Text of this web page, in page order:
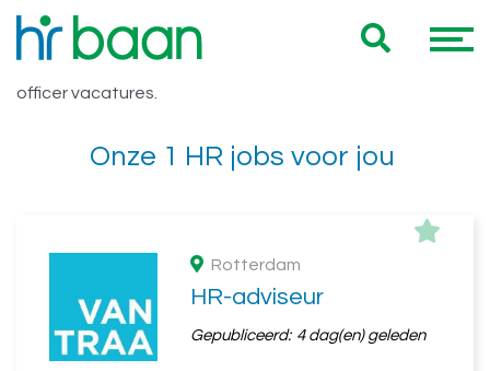
Vacatures > 5 jaar HR officer
Hieronder vind je een overzicht van al onze > 5 jaar HR
officer vacatures.
Onze 1 HR jobs voor jou
Rotterdam
HR-adviseur
Gepubliceerd: 4 dag(en) geleden